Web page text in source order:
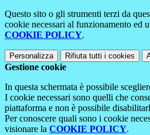
Questo sito o gli strumenti terzi da
cookie necessari al funzionamento ed
COOKIE POLICY.
Personalizza Rifiuta tutti i cookies
Gestione cookie
In questa schermata è possibile
I cookie necessari sono quelli che
piattaforma e non è possibile
Per conoscere quali sono i cookie
visionare la COOKIE POLICY.